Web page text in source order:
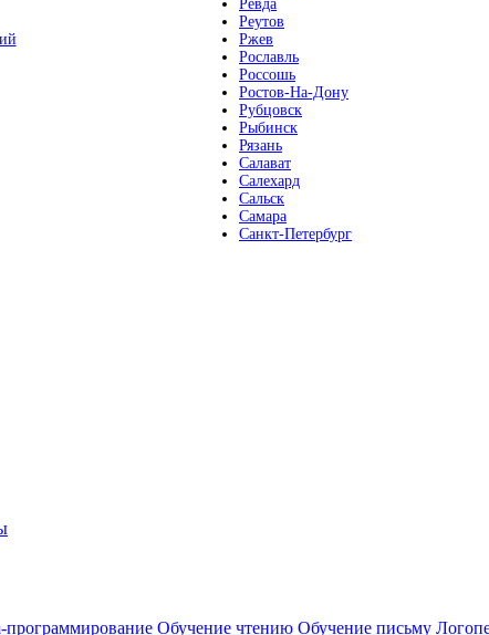
Ревда
Реутов
Ржев
Рославль
Россошь
Ростов-На-Дону
Рубцовск
Рыбинск
Рязань
Салават
Салехард
Сальск
Самара
Санкт-Петербург
программирование Обучение чтению Обучение письму